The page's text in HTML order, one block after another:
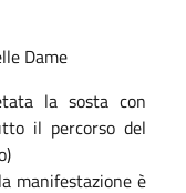
Dame
la sosta con
il percorso del
manifestazione è